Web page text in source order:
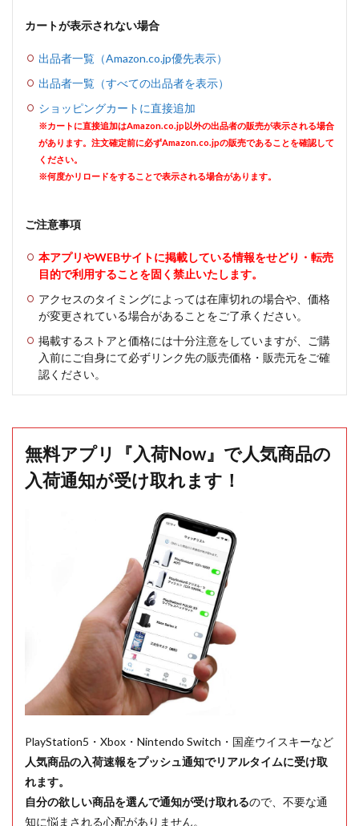
カートが表示されない場合
出品者一覧（Amazon.co.jp優先表示）
出品者一覧（すべての出品者を表示）
ショッピングカートに直接追加
※カートに直接追加はAmazon.co.jp以外の出品者の販売が表示される場合
があります。注文確定前に必ずAmazon.co.jpの販売であることを確認して
ください。
※何度かリロードをすることで表示される場合があります。
ご注意事項
本アプリやWEBサイトに掲載している情報をせどり・転売
目的で利用することを固く禁止いたします。
アクセスのタイミングによっては在庫切れの場合や、価格
が変更されている場合があることをご了承ください。
掲載するストアと価格には十分注意をしていますが、ご購
入前にご自身にて必ずリンク先の販売価格・販売元をご確
認ください。
無料アプリ『入荷Now』で人気商品の
入荷通知が受け取れます！
PlayStation5・Xbox・Nintendo Switch・国産ウイスキーなど
人気商品の入荷速報をプッシュ通知でリアルタイムに受け取
れます。
自分の欲しい商品を選んで通知が受け取れるので、不要な通
知に悩まされる心配がありません。